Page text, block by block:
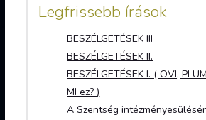
Legfrissebb írások
BESZÉLGETÉSEK III
BESZÉLGETÉSEK II.
BESZÉLGETÉSEK I. ( OVI,
MI ez? )
A Szentség